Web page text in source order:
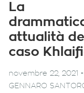
La
attualità del
caso
novembre 22, 2021 -
GENNARO